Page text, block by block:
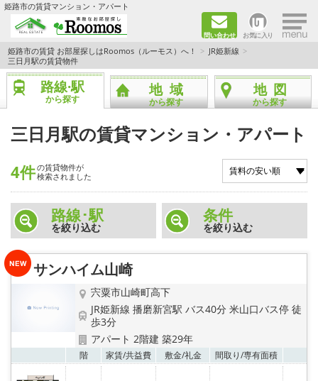
姫路市の賃貸マンション・アパート
問い合わせ お気に入り ×
TOPページ
ファミリー向けの部屋を探す
カップル向けの部屋を探す
敷金礼金0円の部屋を探す
都市ガス&オール電化の部屋を探す
ネット無料の部屋を探す
☆インターネット無料物件☆
姫路市の賃貸 お部屋探しはRoomos（ルーモス）へ！
JR姫新線
三日月駅の賃貸物件
路線·駅
から探す
地域
から探す
地図
から探す
三日月駅の賃貸マンション・アパート
4件の賃貸物件が
検索されました
路線･駅
を絞り込む
条件
を絞り込む
サンハイム山崎
宍粟市山崎町高下
JR姫新線 播磨新宮駅 バス40分 米山口バス停 徒
歩3分
アパート 2階建 築29年
階 家賃/共益費 敷金/礼金 間取り/専有面積